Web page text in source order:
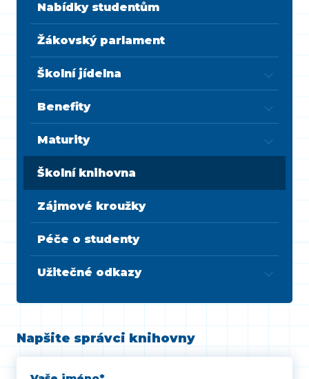
Nabídky studentům
Žákovský parlament
Školní jídelna
Benefity
Maturity
Školní knihovna
Zájmové kroužky
Péče o studenty
Užitečné odkazy
Napšite správci knihovny